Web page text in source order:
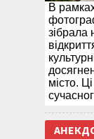
В
зібрала
місто.